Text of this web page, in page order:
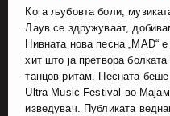
Кога љубовта боли,
Лаув се здружуваат,
Нивната нова песна „MAD“
хит што ја претвора
танцов ритам. Песната
Ultra Music Festival во
изведувач. Публиката